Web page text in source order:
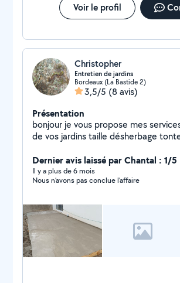
Voir le profil
Christopher
Entretien de jardins
Bordeaux (La Bastide 2)
3,5/5 (8 avis)
Présentation
bonjour je vous propose mes
de vos jardins taille désherbage
Dernier avis laissé par Chantal : 1/5
Il y a plus de 6 mois
Nous n’avons pas conclue l’affaire